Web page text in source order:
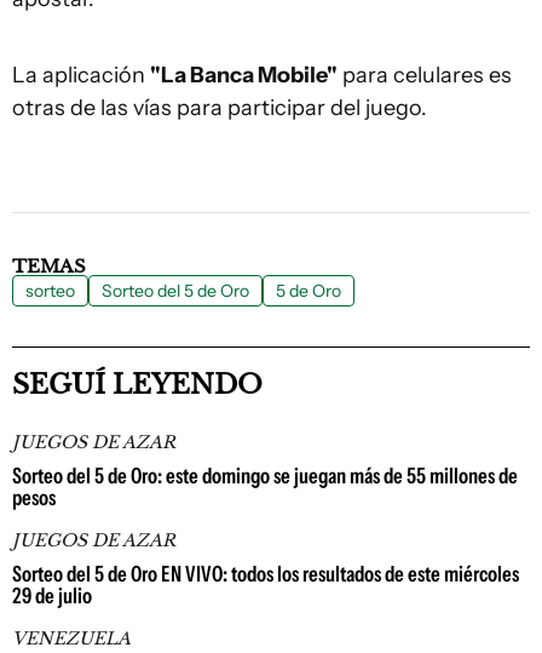
La aplicación "La Banca Mobile" para celulares es
otras de las vías para participar del juego.
TEMAS
sorteo Sorteo del 5 de Oro 5 de Oro
SEGUÍ LEYENDO
JUEGOS DE AZAR
Sorteo del 5 de Oro: este domingo se juegan más de 55 millones de
pesos
JUEGOS DE AZAR
Sorteo del 5 de Oro EN VIVO: todos los resultados de este miércoles
29 de julio
VENEZUELA